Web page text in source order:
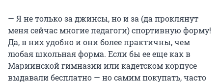
— Я не только за джинсы, но и за (да проклянут
меня сейчас многие педагоги) спортивную форму!
Да, в них удобно и они более практичны, чем
любая школьная форма. Если бы ее еще как в
Мариинской гимназии или кадетском корпусе
выдавали бесплатно — но самим покупать, часто